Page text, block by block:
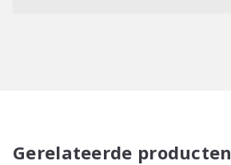
Gerelateerde producten